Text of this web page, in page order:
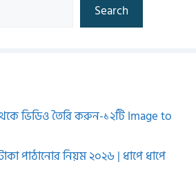
Search
ভিডিও তৈরি করুন-১২টি Image to
পাঠানোর নিয়ম ২০২৬ | ধাপে ধাপে